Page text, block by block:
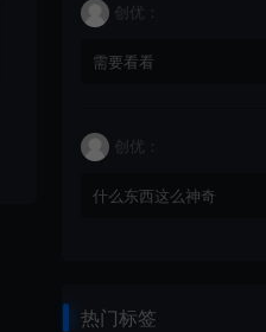
创优：
需要看看
创优：
什么东西这么神奇
热门标签